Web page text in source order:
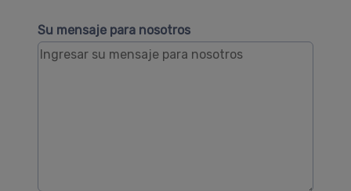
Su mensaje para nosotros